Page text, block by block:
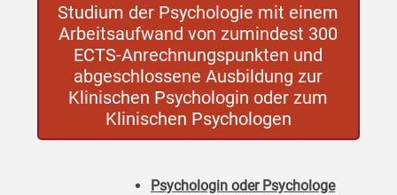
Studium der Psychologie mit einem
Arbeitsaufwand von zumindest 300
ECTS-Anrechnungspunkten und
abgeschlossene Ausbildung zur
Klinischen Psychologin oder zum
Klinischen Psychologen
Psychologin oder Psychologe